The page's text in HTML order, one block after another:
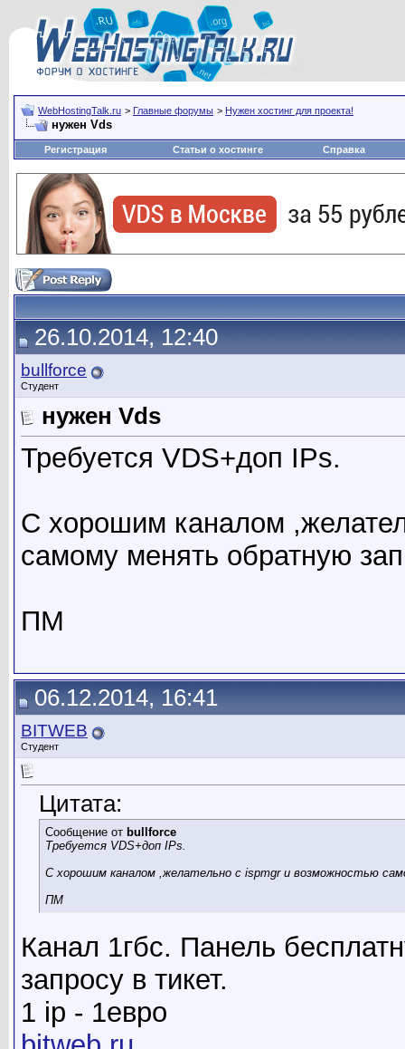
WebHostingTalk.ru > Главные форумы > Нужен хостинг для проекта!
нужен Vds
Регистрация Статьи о хостинге Справка
26.10.2014, 12:40
bullforce
Студент
нужен Vds
Требуется VDS+доп IPs.
С хорошим каналом
самому менять обратную
ПМ
06.12.2014, 16:41
BITWEB
Студент
Цитата:
Сообщение от bullforce
Требуется VDS+доп IPs.
С хорошим каналом ,желательно с ispmgr и возможностью
ПМ
Канал 1гбс. Панель
запросу в тикет.
1 ip - 1евро